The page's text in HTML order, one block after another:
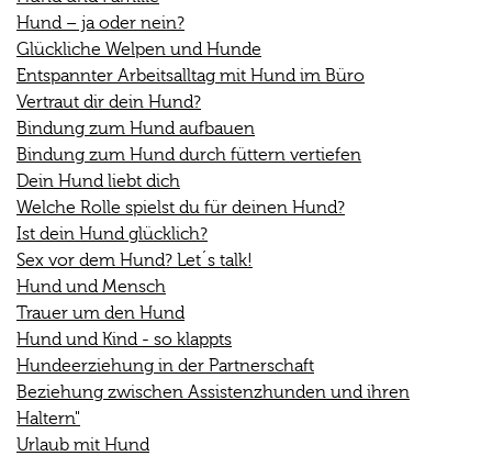
Hund – ja oder nein?
Glückliche Welpen und Hunde
Entspannter Arbeitsalltag mit Hund im Büro
Vertraut dir dein Hund?
Bindung zum Hund aufbauen
Bindung zum Hund durch füttern vertiefen
Dein Hund liebt dich
Welche Rolle spielst du für deinen Hund?
Ist dein Hund glücklich?
Sex vor dem Hund? Let´s talk!
Hund und Mensch
Trauer um den Hund
Hund und Kind - so klappts
Hundeerziehung in der Partnerschaft
Beziehung zwischen Assistenzhunden und ihren
Haltern"
Urlaub mit Hund